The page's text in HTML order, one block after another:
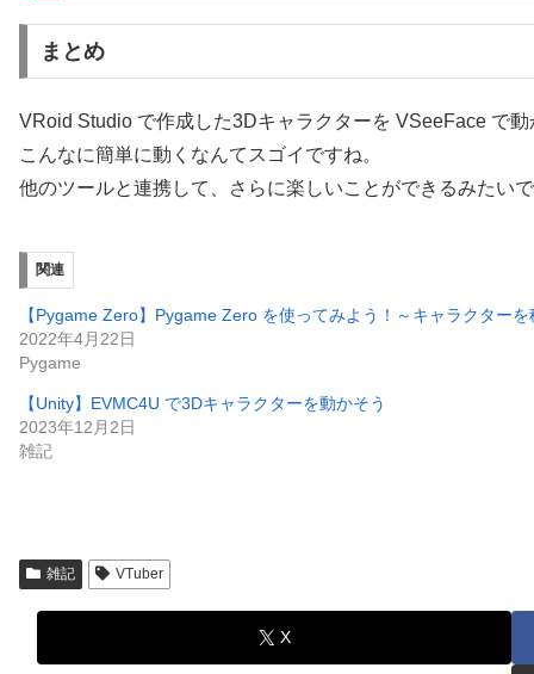
まとめ
VRoid Studio で作成した3Dキャラクターを VSeeFace で
こんなに簡単に動くなんてスゴイですね。
他のツールと連携して、さらに楽しいことができるみたい
関連
【Pygame Zero】Pygame Zero を使ってみよう！～キャラクター
2022年4月22日
Pygame
【Unity】EVMC4U で3Dキャラクターを動かそう
2023年12月2日
雑記
雑記 VTuber
X